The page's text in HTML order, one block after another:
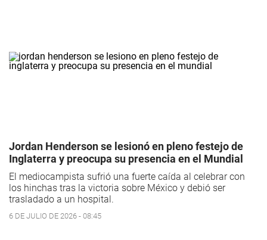
Jordan Henderson se lesionó en pleno festejo de
Inglaterra y preocupa su presencia en el Mundial
El mediocampista sufrió una fuerte caída al celebrar con
los hinchas tras la victoria sobre México y debió ser
trasladado a un hospital.
6 DE JULIO DE 2026 - 08:45